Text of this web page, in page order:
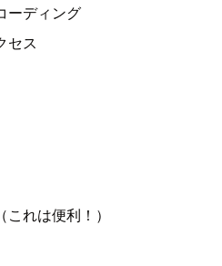
ーディング
セス
れは便利！）